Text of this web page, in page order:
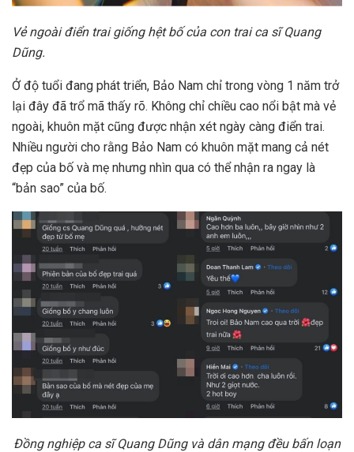
Vẻ ngoài điển trai giống hệt bố của con trai ca sĩ Quang
Dũng.
Ở độ tuổi đang phát triển, Bảo Nam chỉ trong vòng 1 năm trở
lại đây đã trổ mã thấy rõ. Không chỉ chiều cao nổi bật mà vẻ
ngoài, khuôn mặt cũng được nhận xét ngày càng điển trai.
Nhiều người cho rằng Bảo Nam có khuôn mặt mang cả nét
đẹp của bố và mẹ nhưng nhìn qua có thể nhận ra ngay là
“bản sao” của bố.
Đồng nghiệp ca sĩ Quang Dũng và dân mạng đều bấn loạn